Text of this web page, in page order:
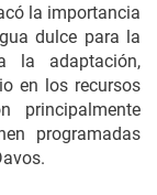
la importancia
dulce para la
la adaptación,
en los recursos
principalmente
programadas